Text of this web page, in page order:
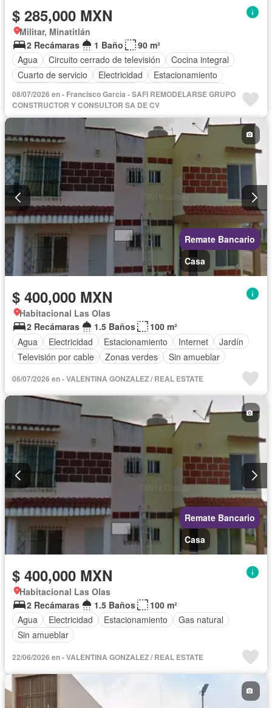
$ 285,000 MXN
Militar, Minatitlán
2 Recámaras
1 Baño
90 m²
Agua
Circuito cerrado de televisión
Cocina integral
Cuarto de servicio
Electricidad
Estacionamiento
Internet
Televisión por cable Wifi
Zonas verdes
Sin amueblar
08/07/2026 en - Francisco García - SAFI REMODELARSE GRUPO
CONSTRUCTOR Y CONSULTOR SA DE CV
Remate Bancario
Casa
$ 400,000 MXN
Habitacional Las Olas
2 Recámaras
1.5 Baños
100 m²
Agua
Electricidad Estacionamiento Internet
Jardín
Televisión por cable
Zonas verdes Sin amueblar
06/07/2026 en - VALENTINA GONZALEZ / REAL ESTATE
Remate Bancario
Casa
$ 400,000 MXN
Habitacional Las Olas
2 Recámaras
1.5 Baños
100 m²
Agua
Electricidad Estacionamiento
Gas natural
Sin amueblar
22/06/2026 en - VALENTINA GONZALEZ / REAL ESTATE